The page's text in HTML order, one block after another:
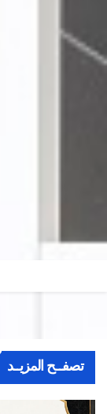
تصفــح المزيــد